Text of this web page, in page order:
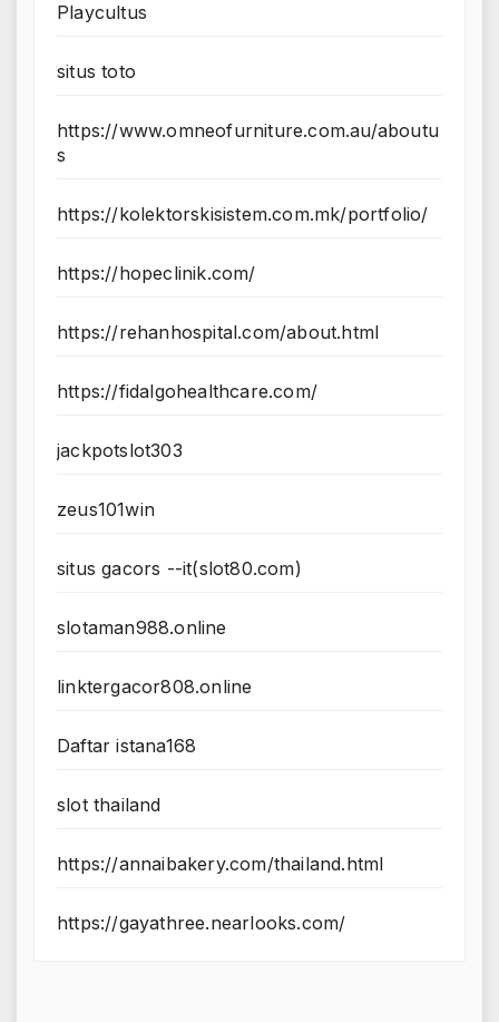
Playcultus
situs toto
https://www.omneofurniture.com.au/aboutu
s
https://kolektorskisistem.com.mk/portfolio/
https://hopeclinik.com/
https://rehanhospital.com/about.html
https://fidalgohealthcare.com/
jackpotslot303
zeus101win
situs gacors --it(slot80.com)
slotaman988.online
linktergacor808.online
Daftar istana168
slot thailand
https://annaibakery.com/thailand.html
https://gayathree.nearlooks.com/